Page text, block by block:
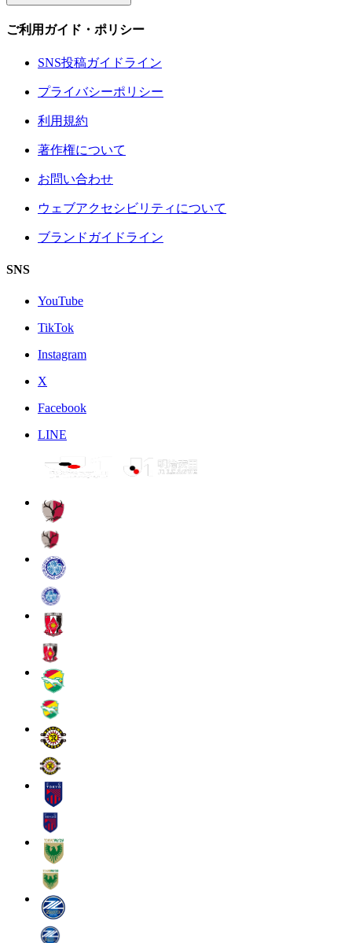
ご利用ガイド・ポリシー
SNS投稿ガイドライン
プライバシーポリシー
利用規約
著作権について
お問い合わせ
ウェブアクセシビリティについて
ブランドガイドライン
SNS
YouTube
TikTok
Instagram
X
Facebook
LINE